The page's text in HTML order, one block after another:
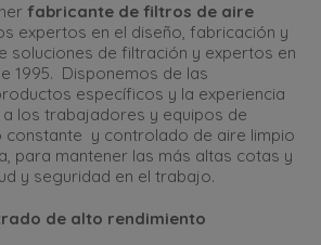
fabricante de filtros de aire
expertos en el diseño, fabricación y
soluciones de filtración y expertos en
1995. Disponemos de las
específicos y la experiencia
los trabajadores y equipos de
constante y controlado de aire limpio
para mantener las más altas cotas y
y seguridad en el trabajo.
de alto rendimiento